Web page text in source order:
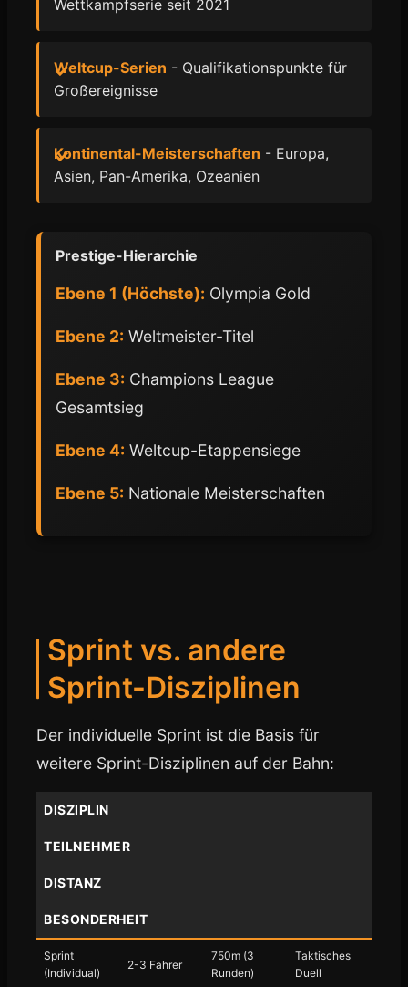
Wettkampfserie seit 2021
Weltcup-Serien - Qualifikationspunkte für
Großereignisse
Kontinental-Meisterschaften - Europa,
Asien, Pan-Amerika, Ozeanien
Prestige-Hierarchie
Ebene 1 (Höchste): Olympia Gold
Ebene 2: Weltmeister-Titel
Ebene 3: Champions League
Gesamtsieg
Ebene 4: Weltcup-Etappensiege
Ebene 5: Nationale Meisterschaften
Sprint vs. andere
Sprint-Disziplinen
Der individuelle Sprint ist die Basis für
weitere Sprint-Disziplinen auf der Bahn:
DISZIPLIN
TEILNEHMER
DISTANZ
BESONDERHEIT
Sprint
(Individual)
2-3 Fahrer
750m (3
Runden)
Taktisches
Duell